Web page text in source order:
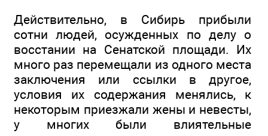
Действительно, в Сибирь прибыли
сотни людей, осужденных по делу о
восстании на Сенатской площади. Их
много раз перемещали из одного места
заключения или ссылки в другое,
условия их содержания менялись, к
некоторым приезжали жены и невесты,
у многих были влиятельные